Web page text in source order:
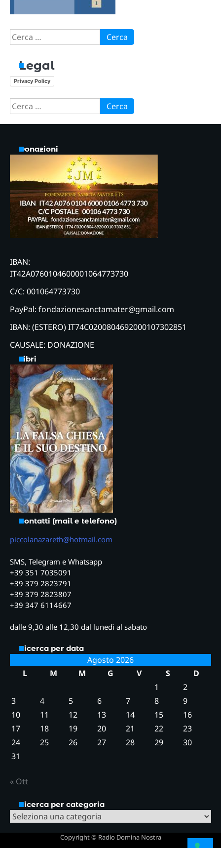
Ricerca
per:
Legal
Privacy Policy
Ricerca
per:
Donazioni
IBAN:
IT42A0760104600001064773730
C/C: 001064773730
PayPal: fondazionesanctamater@gmail.com
IBAN: (ESTERO) IT74C0200804692000107302851
CAUSALE: DONAZIONE
Libri
Contatti (mail e telefono)
piccolanazareth@hotmail.com
SMS, Telegram e Whatsapp
+39 351 7035091
+39 379 2823791
+39 379 2823807
+39 347 6114667
dalle 9,30 alle 12,30 dal lunedì al sabato
Ricerca per data
Agosto 2026
L
M M G V S
D
1
2
3
4 5 6 7 8
9
10
11 12 13 14 15
16
17
18 19 20 21 22
23
24
25 26 27 28 29
30
31
« Ott
Ricerca per categoria
Ricerca
Copyright © Radio Domina Nostra